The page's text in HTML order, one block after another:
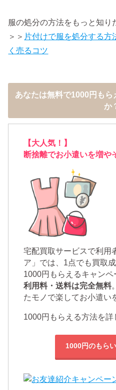
服の処分の方法をもっと知り
＞＞ 片付けで服を処分する
く売るコツ
あなたは無料で1000円も
か
【大人気！】
断捨離でお小遣いを増や
宅配買取サービスで利用
ア」では、1点でも買取
1000円もらえるキャンペ
利用料・送料は完全無料
たモノで楽してお小遣い
1000円もらえる方法を詳
1000円のもら